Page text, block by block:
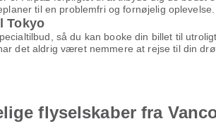
til en problemfri og fornøjelig oplevelse.
Tokyo
så du kan booke din billet til
det aldrig været nemmere at rejse til din
flyselskaber fra